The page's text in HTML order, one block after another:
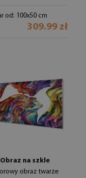
od: 100x50 cm
309.99 zł
Obraz na szkle
obraz twarze